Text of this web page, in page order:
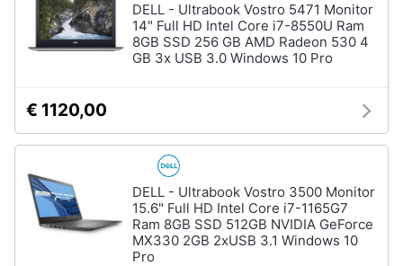
DELL - Ultrabook Vostro 5471 Monitor
14" Full HD Intel Core i7-8550U Ram
8GB SSD 256 GB AMD Radeon 530 4
GB 3x USB 3.0 Windows 10 Pro
€ 1120,00
DELL - Ultrabook Vostro 3500 Monitor
15.6" Full HD Intel Core i7-1165G7
Ram 8GB SSD 512GB NVIDIA GeForce
MX330 2GB 2xUSB 3.1 Windows 10
Pro